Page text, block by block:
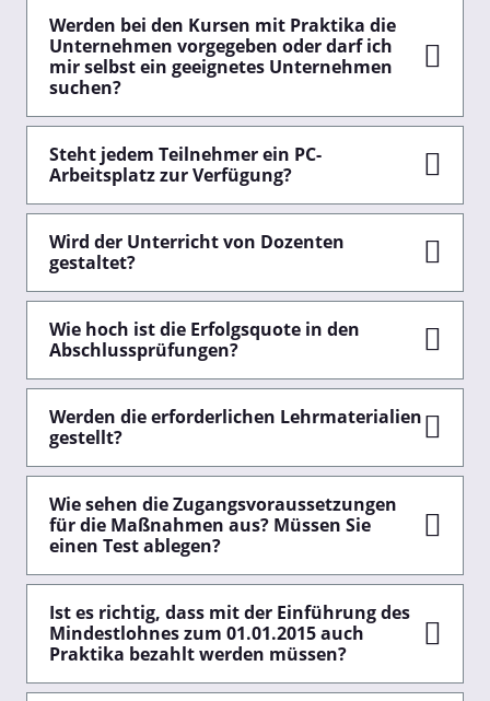
Werden bei den Kursen mit Praktika die
Unternehmen vorgegeben oder darf ich
mir selbst ein geeignetes Unternehmen
suchen?
Steht jedem Teilnehmer ein PC-
Arbeitsplatz zur Verfügung?
Wird der Unterricht von Dozenten
gestaltet?
Wie hoch ist die Erfolgsquote in den
Abschlussprüfungen?
Werden die erforderlichen Lehrmaterialien
gestellt?
Wie sehen die Zugangsvoraussetzungen
für die Maßnahmen aus? Müssen Sie
einen Test ablegen?
Ist es richtig, dass mit der Einführung des
Mindestlohnes zum 01.01.2015 auch
Praktika bezahlt werden müssen?